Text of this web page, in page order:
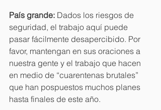
País grande: Dados los riesgos de
seguridad, el trabajo aquí puede
pasar fácilmente desapercibido. Por
favor, mantengan en sus oraciones a
nuestra gente y el trabajo que hacen
en medio de “cuarentenas brutales”
que han pospuestos muchos planes
hasta finales de este año.